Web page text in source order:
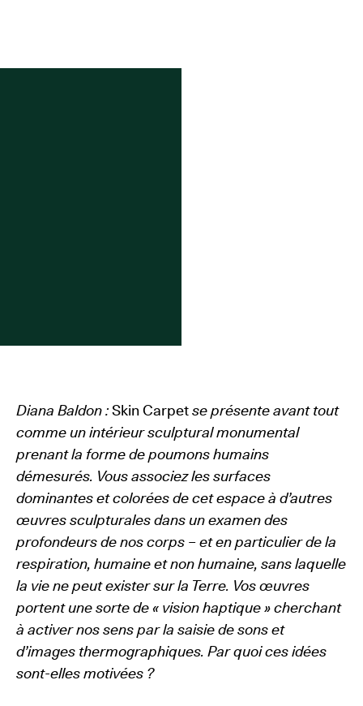
Diana Baldon :Skin Carpetse présente avant tout
comme un intérieur sculptural monumental
prenant la forme de poumons humains
démesurés. Vous associez les surfaces
dominantes et colorées de cet espace à d’autres
œuvres sculpturales dans un examen des
profondeurs de nos corps – et en particulier de la
respiration, humaine et non humaine, sans laquelle
la vie ne peut exister sur la Terre. Vos œuvres
portent une sorte de « vision haptique » cherchant
à activer nos sens par la saisie de sons et
d’images thermographiques. Par quoi ces idées
sont-elles motivées ?